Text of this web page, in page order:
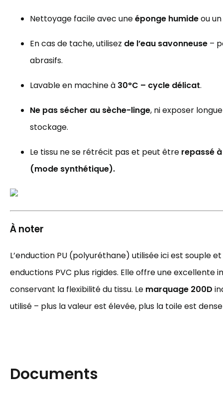
Nettoyage facile avec uneéponge humideou
En cas de tache, utilisez de l’eau savonneuse –
abrasifs.
Lavable en machine à 30°C – cycle délicat.
Ne pas sécher au sèche-linge, ni exposer
stockage.
Le tissu ne se rétrécit pas et peut être repassé
(mode synthétique).
À noter
L’enduction PU (polyuréthane) utilisée ici est souple
enductions PVC plus rigides. Elle offre une excellente
conservant la flexibilité du tissu. Le marquage 200D
utilisé – plus la valeur est élevée, plus la toile est
Documents